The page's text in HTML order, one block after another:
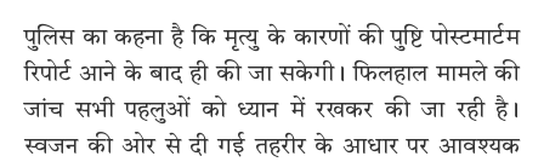
पुलिस का कहना है कि मृत्यु के कारणों की पुष्टि पोस्टमार्टम
रिपोर्ट आने के बाद ही की जा सकेगी। फिलहाल मामले की
जांच सभी पहलुओं को ध्यान में रखकर की जा रही है।
स्वजन की ओर से दी गई तहरीर के आधार पर आवश्यक